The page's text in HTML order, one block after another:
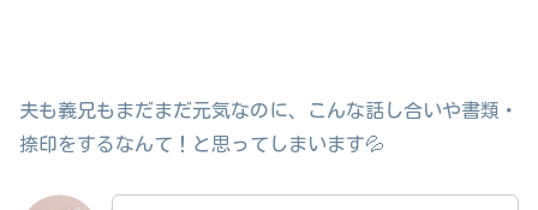
夫も義兄もまだまだ元気なのに、こんな話し合いや書類・
捺印をするなんて！と思ってしまいます💦